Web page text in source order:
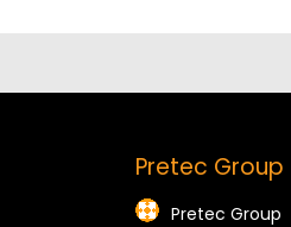
Pretec Group
Pretec Group